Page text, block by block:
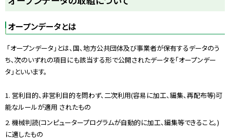
オープンデータとは
「オープンデータ」とは、国、地方公共団体及び事業者が保有するデータのう
ち、次のいずれの項目にも該当する形で公開されたデータを「オープンデー
タ」といいます。
1. 営利目的、非営利目的を問わず、二次利用(容易に加工、編集、再配布等)可
能なルールが適用 されたもの
2. 機械判読(コンピュータープログラムが自動的に加工、編集等できること。)
に適したもの